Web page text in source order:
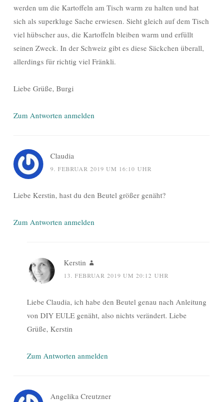
werden um die Kartoffeln am Tisch warm zu halten und hat
sich als superkluge Sache erwiesen. Sieht gleich auf dem Tisch
viel hübscher aus, die Kartoffeln bleiben warm und erfüllt
seinen Zweck. In der Schweiz gibt es diese Säckchen überall,
allerdings für richtig viel Fränkli.
Liebe Grüße, Burgi
Zum Antworten anmelden
Claudia
9. FEBRUAR 2019 UM 16:10 UHR
Liebe Kerstin, hast du den Beutel größer genäht?
Zum Antworten anmelden
Kerstin
13. FEBRUAR 2019 UM 20:12 UHR
Liebe Claudia, ich habe den Beutel genau nach Anleitung
von DIY EULE genäht, also nichts verändert. Liebe
Grüße, Kerstin
Zum Antworten anmelden
Angelika Creutzner